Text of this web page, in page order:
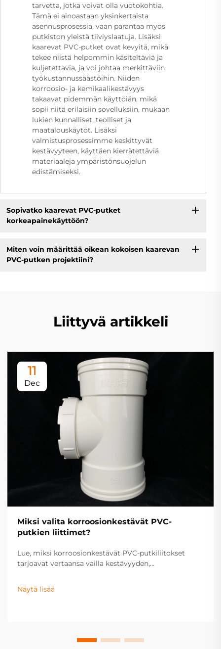
tarvetta, jotka voivat olla vuotokohtia.
Tämä ei ainoastaan yksinkertaista
asennusprosessia, vaan parantaa myös
putkiston yleistä tiiviyslaatuja. Lisäksi
kaarevat PVC-putket ovat kevyitä, mikä
tekee niistä helpommin käsiteltäviä ja
kuljetettavia, ja voi johtaa merkittäviin
työkustannussäästöihin. Niiden
korroosio- ja kemikaalikestävyys
takaavat pidemmän käyttöiän, mikä
sopii niitä erilaisiin sovelluksiin, mukaan
lukien kunnalliset, teolliset ja
maatalouskäytöt. Lisäksi
valmistusprosessimme keskittyvät
kestävyyteen, käyttäen kierrätettäviä
materiaaleja ympäristönsuojelun
edistämiseksi.
Sopivatko kaarevat PVC-putket
korkeapainekäyttöön?
Miten voin määrittää oikean kokoisen kaarevan
PVC-putken projektiini?
Liittyvä artikkeli
11
Dec
Miksi valita korroosionkestävät PVC-
putkien liittimet?
Lue, miksi korroosionkestävät PVC-putkiliitokset
tarjoavat vertaansa vailla kestävyyden,
asuinkiinteistöihin. Lue lisää nyt.
Näytä lisää